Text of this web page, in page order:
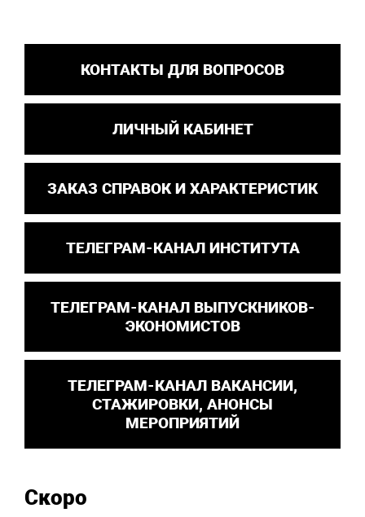
КОНТАКТЫ ДЛЯ ВОПРОСОВ
ЛИЧНЫЙ КАБИНЕТ
ЗАКАЗ СПРАВОК И ХАРАКТЕРИСТИК
ТЕЛЕГРАМ-КАНАЛ ИНСТИТУТА
ТЕЛЕГРАМ-КАНАЛ ВЫПУСКНИКОВ-
ЭКОНОМИСТОВ
ТЕЛЕГРАМ-КАНАЛ ВАКАНСИИ,
СТАЖИРОВКИ, АНОНСЫ
МЕРОПРИЯТИЙ
Скоро